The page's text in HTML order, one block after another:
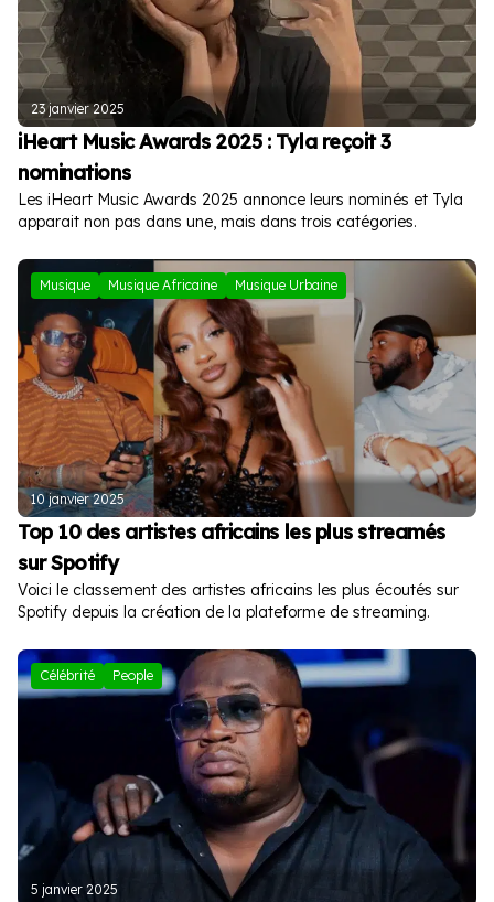
23 janvier 2025
iHeart Music Awards 2025 : Tyla reçoit 3
nominations
Les iHeart Music Awards 2025 annonce leurs nominés et Tyla
apparait non pas dans une, mais dans trois catégories.
Musique Musique Africaine Musique Urbaine
10 janvier 2025
Top 10 des artistes africains les plus streamés
sur Spotify
Voici le classement des artistes africains les plus écoutés sur
Spotify depuis la création de la plateforme de streaming.
Célébrité People
5 janvier 2025